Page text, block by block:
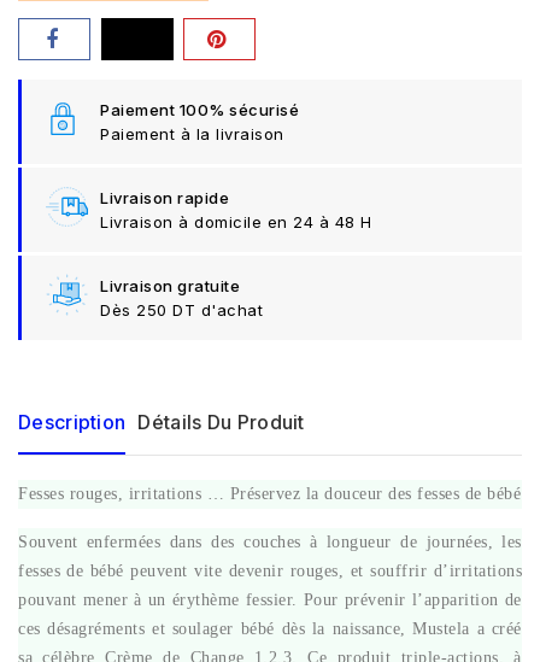
Paiement 100% sécurisé
Paiement à la livraison
Livraison rapide
Livraison à domicile en 24 à 48 H
Livraison gratuite
Dès 250 DT d'achat
Description Détails Du Produit
Fesses rouges, irritations … Préservez la douceur des fesses de bébé
Souvent enfermées dans des couches à longueur de journées, les
fesses de bébé peuvent vite devenir rouges, et souffrir d’irritations
pouvant mener à un érythème fessier. Pour prévenir l’apparition de
ces désagréments et soulager bébé dès la naissance, Mustela a créé
sa célèbre Crème de Change 1.2.3. Ce produit triple-actions, à